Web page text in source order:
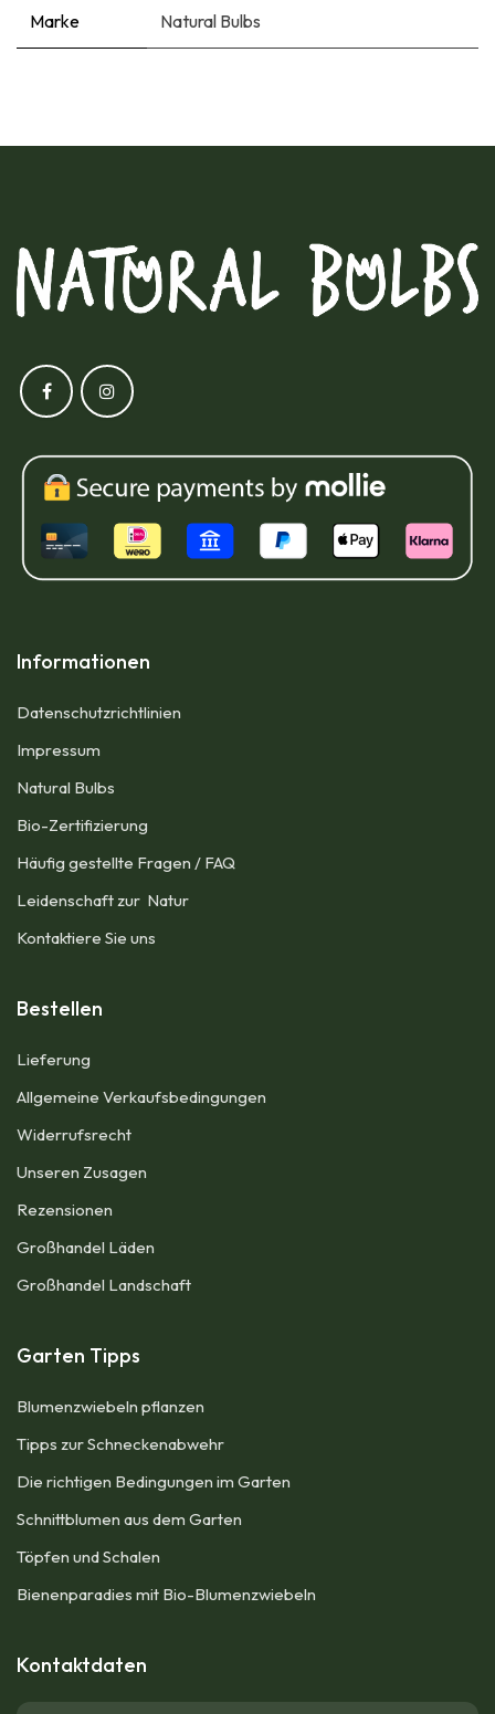
Marke Natural Bulbs
Informationen
Datenschutzrichtlinien
Impressum​
Natural Bulbs
Bio-Zertifizierung
Häufig gestellte Fragen / FAQ
Leidenschaft zur Natur
Kontaktiere Sie uns
Bestellen
Lieferung
Allgemeine Verkaufsbedingungen​
Widerrufsrecht
Unseren Zusagen
Rezensionen​
Großhandel Läden
Großhandel Landschaft
Garten Tipps
Blumenzwiebeln pflanzen
Tipps zur Schneckenabwehr
Die richtigen Bedingungen im Garten
Schnittblumen aus dem Garten
Töpfen und Schalen
Bienenparadies mit Bio-Blumenzwiebeln
Kontaktdaten